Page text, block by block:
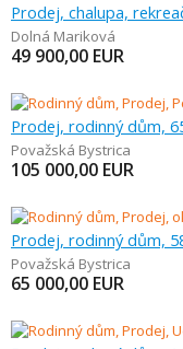
Prodej, chalupa,
Dolná Mariková
49 900,00 EUR
Prodej, rodinný dům,
Považská Bystrica
105 000,00 EUR
Prodej, rodinný dům,
Považská Bystrica
65 000,00 EUR